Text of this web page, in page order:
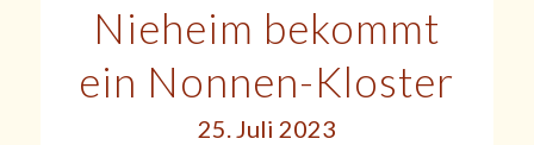
Nieheim bekommt
ein Nonnen-Kloster
25. Juli 2023